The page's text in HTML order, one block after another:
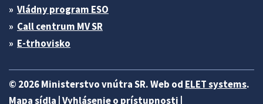
Vládny program ESO
Call centrum MV SR
E-trhovisko
© 2026 Ministerstvo vnútra SR. Web od ELET systems.
Mapa sídla Vyhlásenie o prístupnosti